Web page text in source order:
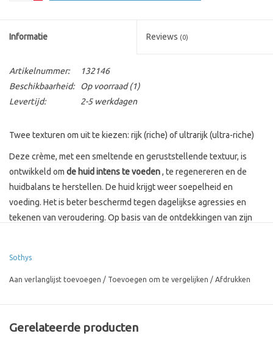
Informatie Reviews (0)
Artikelnummer:
132146
Beschikbaarheid:
Op voorraad(1)
Levertijd:
2-5 werkdagen
Twee texturen om uit te kiezen: rijk (riche) of ultrarijk (ultra-riche)
Deze crème, met een smeltende en geruststellende textuur, is
ontwikkeld om de huid intens te voeden, te regenereren en de
huidbalans te herstellen. De huid krijgt weer soepelheid en
voeding. Het is beter beschermd tegen dagelijkse agressies en
tekenen van veroudering. Op basis van de ontdekkingen van zijn
biotechnologieën
herstellen, de huidmicrobiota te beschermen en de huid te
beter beschermd tegen dagelijkse agressies en tekenen van
Sothys
Aan verlanglijst toevoegen / Toevoegen om te vergelijken / Afdrukken
Gerelateerde producten